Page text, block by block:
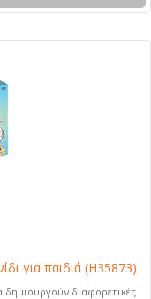
για παιδιά (H35873)
δημιουργούν διαφορετικές